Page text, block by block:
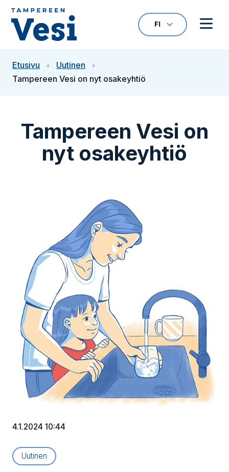
Siirry sisältöön
VALITTU KIELI:
FI
Avaa
Etusivu
Uutinen
Tampereen Vesi on nyt osakeyhtiö
Tampereen Vesi on
nyt osakeyhtiö
4.1.2024 10:44
Artikkelityyppi:
Uutinen